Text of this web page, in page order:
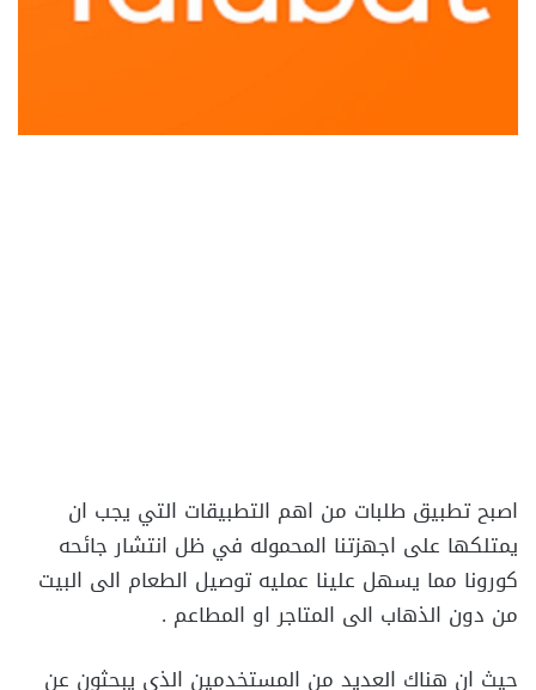
اصبح تطبيق طلبات من اهم التطبيقات التي يجب ان
يمتلكها على اجهزتنا المحموله في ظل انتشار جائحه
كورونا مما يسهل علينا عمليه توصيل الطعام الى البيت
من دون الذهاب الى المتاجر او المطاعم .
حيث ان هناك العديد من المستخدمين الذي يبحثون عن